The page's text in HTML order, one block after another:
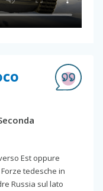
Est oppure
tedesche in
Russia sul lato